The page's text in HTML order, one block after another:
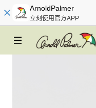
ArnoldPalmer
立刻使用官方APP